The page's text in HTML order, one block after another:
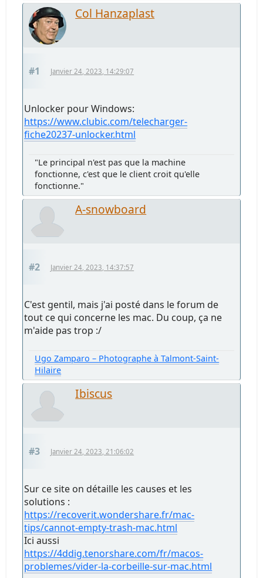
Col Hanzaplast
#1 Janvier 24, 2023, 14:29:07
Unlocker pour Windows:
https://www.clubic.com/telecharger-
fiche20237-unlocker.html
"Le principal n'est pas que la machine
fonctionne, c'est que le client croit qu'elle
fonctionne."
A-snowboard
#2 Janvier 24, 2023, 14:37:57
C'est gentil, mais j'ai posté dans le forum de
tout ce qui concerne les mac. Du coup, ça ne
m'aide pas trop :/
Ugo Zamparo – Photographe à Talmont-Saint-
Hilaire
Ibiscus
#3 Janvier 24, 2023, 21:06:02
Sur ce site on détaille les causes et les
solutions :
https://recoverit.wondershare.fr/mac-
tips/cannot-empty-trash-mac.html
Ici aussi
https://4ddig.tenorshare.com/fr/macos-
problemes/vider-la-corbeille-sur-mac.html